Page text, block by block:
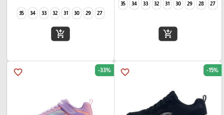
27
28
29
30
31
32
33
34
35
add_shopping_cart
27
29
30
31
32
33
34
35
add_shopping_cart
favorite_border -15%
favorite_border -33%